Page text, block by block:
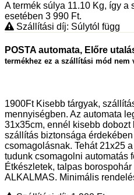
A termék súlya 11.10 Kg, így a
esetében 3 990 Ft.
Szállítási díj: Súlytól függ
POSTA automata, Előre
termékhez ez a szállítási mód nem
1900Ft Kisebb tárgyak,
mennyiségben. Az automata
31x35cm, ennél kisebb
szállítás biztonsága
csomagolásnak. Tehát 21x25
tudunk csomagolni automatás
Étkészletek, talpas
ALKALMAS. Minimális